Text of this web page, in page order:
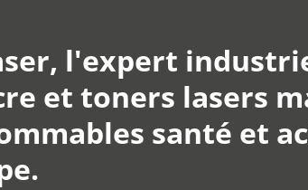
l'expert
et toners lasers
santé et